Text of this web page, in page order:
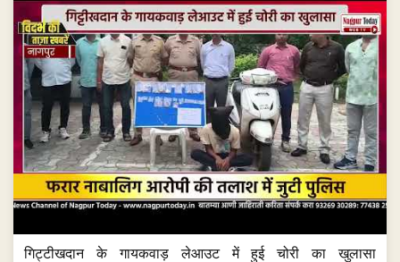
गिट्टीखदान के गायकवाड़ लेआउट में हुई चोरी का खुलासा